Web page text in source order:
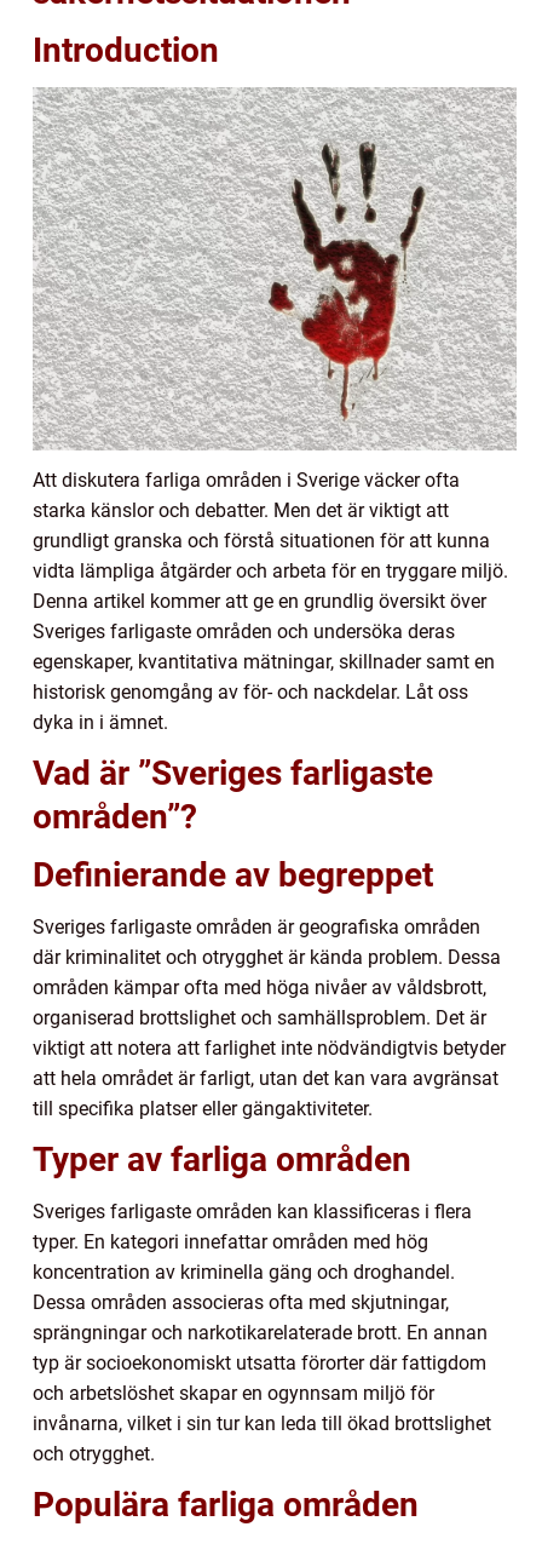
Introduction
Att diskutera farliga områden i Sverige väcker ofta
starka känslor och debatter. Men det är viktigt att
grundligt granska och förstå situationen för att kunna
vidta lämpliga åtgärder och arbeta för en tryggare miljö.
Denna artikel kommer att ge en grundlig översikt över
Sveriges farligaste områden och undersöka deras
egenskaper, kvantitativa mätningar, skillnader samt en
historisk genomgång av för- och nackdelar. Låt oss
dyka in i ämnet.
Vad är ”Sveriges farligaste
områden”?
Definierande av begreppet
Sveriges farligaste områden är geografiska områden
där kriminalitet och otrygghet är kända problem. Dessa
områden kämpar ofta med höga nivåer av våldsbrott,
organiserad brottslighet och samhällsproblem. Det är
viktigt att notera att farlighet inte nödvändigtvis betyder
att hela området är farligt, utan det kan vara avgränsat
till specifika platser eller gängaktiviteter.
Typer av farliga områden
Sveriges farligaste områden kan klassificeras i flera
typer. En kategori innefattar områden med hög
koncentration av kriminella gäng och droghandel.
Dessa områden associeras ofta med skjutningar,
sprängningar och narkotikarelaterade brott. En annan
typ är socioekonomiskt utsatta förorter där fattigdom
och arbetslöshet skapar en ogynnsam miljö för
invånarna, vilket i sin tur kan leda till ökad brottslighet
och otrygghet.
Populära farliga områden